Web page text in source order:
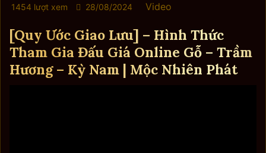
1454 lượt xem 28/08/2024 Video
[Quy Ước Giao Lưu] – Hình Thức
Tham Gia Đấu Giá Online Gỗ – Trầm
Hương – Kỳ Nam | Mộc Nhiên Phát